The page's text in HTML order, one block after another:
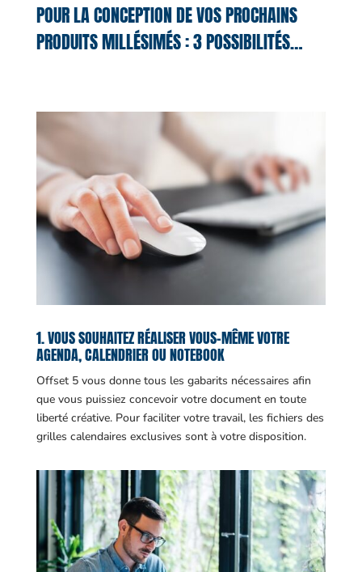
POUR LA CONCEPTION DE VOS PROCHAINS
PRODUITS MILLÉSIMÉS : 3 POSSIBILITÉS…
1. VOUS SOUHAITEZ RÉALISER VOUS-MÊME VOTRE
AGENDA, CALENDRIER OU NOTEBOOK
Offset 5 vous donne tous les gabarits nécessaires afin
que vous puissiez concevoir votre document en toute
liberté créative. Pour faciliter votre travail, les fichiers des
grilles calendaires exclusives sont à votre disposition.